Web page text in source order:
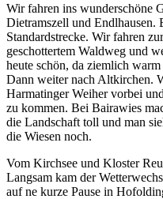
Wir fahren ins wunderschöne
Dietramszell und Endlhausen.
Standardstrecke. Wir fahren
geschottertem Waldweg und
heute schön, da ziemlich
Dann weiter nach Altkirchen.
Harmatinger Weiher vorbei
zu kommen. Bei Bairawies
die Landschaft toll und man
die Wiesen noch.
Vom Kirchsee und Kloster
Langsam kam der
auf ne kurze Pause in